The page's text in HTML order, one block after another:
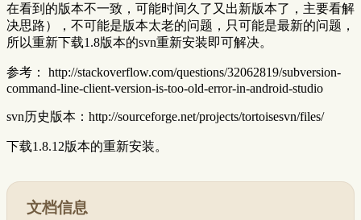
在看到的版本不一致，可能时间久了又出新版本了，主要看解
决思路），不可能是版本太老的问题，只可能是最新的问题，
所以重新下载1.8版本的svn重新安装即可解决。
参考： http://stackoverflow.com/questions/32062819/subversion-
command-line-client-version-is-too-old-error-in-android-studio
svn历史版本：http://sourceforge.net/projects/tortoisesvn/files/
下载1.8.12版本的重新安装。
文档信息